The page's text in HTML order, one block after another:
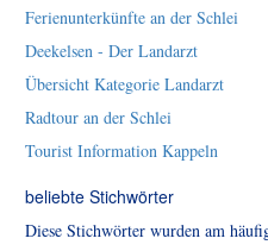
Ferienunterkünfte an der Schlei
Deekelsen - Der Landarzt
Übersicht Kategorie Landarzt
Radtour an der Schlei
Tourist Information Kappeln
beliebte Stichwörter
Diese Stichwörter wurden am